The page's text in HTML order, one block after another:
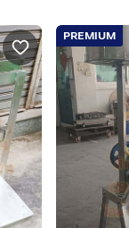
PREMIUM